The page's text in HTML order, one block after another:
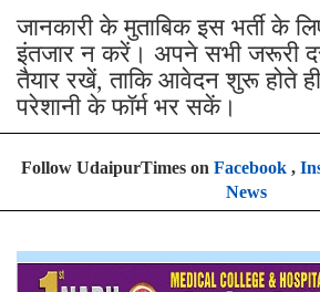
जानकारी के मुताबिक इस भर्ती के
इंतजार न करें। अपने सभी जरूरी
तैयार रखें, ताकि आवेदन शुरू होते ही
परेशानी के फॉर्म भर सकें।
Follow UdaipurTimes on Facebook,
News